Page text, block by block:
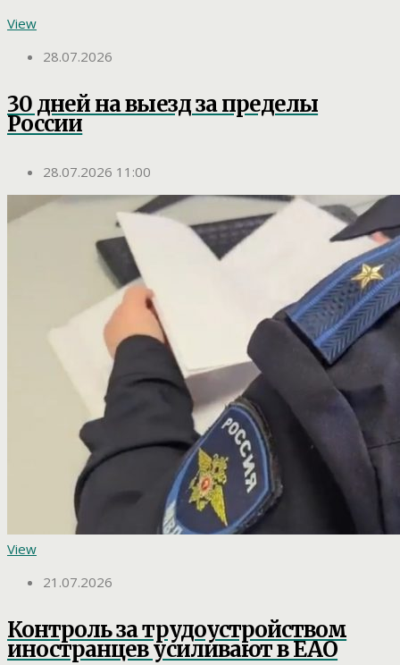
View
28.07.2026
30 дней на выезд за пределы
России
28.07.2026 11:00
View
21.07.2026
Контроль за трудоустройством
иностранцев усиливают в ЕАО